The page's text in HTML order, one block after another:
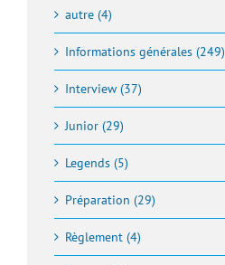
autre (4)
Informations générales (249)
Interview (37)
Junior (29)
Legends (5)
Préparation (29)
Règlement (4)